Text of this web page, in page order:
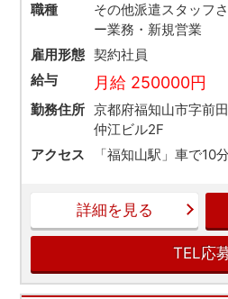
職種
その他派遣スタッフ
ー業務・新規営業
雇用形態 契約社員
給与
月給 250000円
勤務住所 京都府福知山市字前
仲江ビル2F
アクセス
「福知山駅」車で10分
詳細を見る
TEL応